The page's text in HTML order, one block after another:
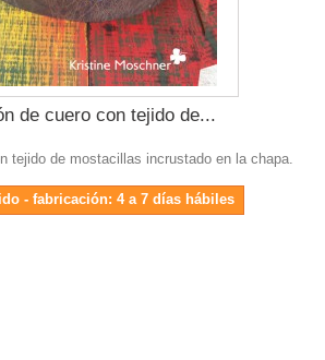
de cuero con tejido de...
tejido de mostacillas incrustado en la chapa.
- fabricación: 4 a 7 días hábiles